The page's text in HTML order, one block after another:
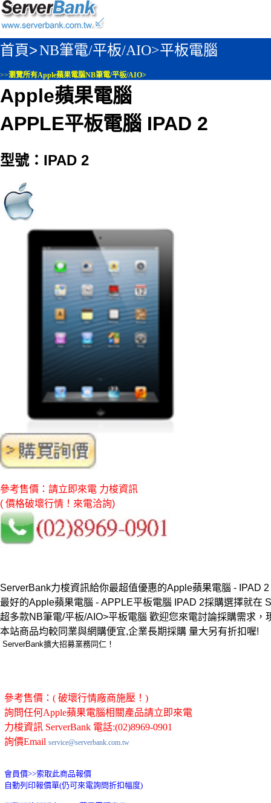
首頁>NB筆電/平板/AIO>平板電腦
>>瀏覽所有Apple蘋果電腦NB筆電/平板/AIO>
Apple蘋果電腦
APPLE平板電腦 IPAD 2
型號：IPAD 2
參考售價：請立即來電 力梭資訊
( 價格破壞行情！來電洽詢)
ServerBank力梭資訊給你最超值優惠的Apple蘋果電腦 - IPAD
最好的Apple蘋果電腦 - APPLE平板電腦 IPAD 2採購選擇就在
超多款NB筆電/平板/AIO>平板電腦 歡迎您來電討論採購需求，
本站商品均較同業與網購便宜,企業長期採購 量大另有折扣喔!
ServerBank擴大招募業務同仁！
參考售價：( 破壞行情廠商施壓！)
詢問任何Apple蘋果電腦相關產品請立即來電
力梭資訊 ServerBank 電話:(02)8969-0901
詢價Email service@serverbank.com.tw
會員價>>索取此商品報價
自動列印報價單(仍可來電詢問折扣幅度)